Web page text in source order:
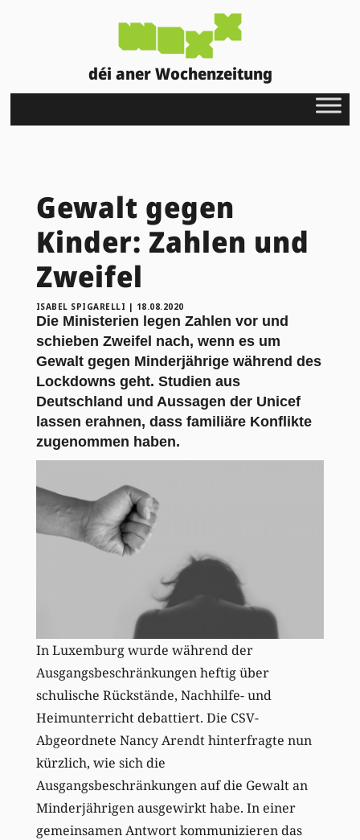
déi aner Wochenzeitung
Gewalt gegen
Kinder: Zahlen und
Zweifel
ISABEL SPIGARELLI | 18.08.2020
Die Ministerien legen Zahlen vor und
schieben Zweifel nach, wenn es um
Gewalt gegen Minderjährige während des
Lockdowns geht. Studien aus
Deutschland und Aussagen der Unicef
lassen erahnen, dass familiäre Konflikte
zugenommen haben.
In Luxemburg wurde während der
Ausgangsbeschränkungen heftig über
schulische Rückstände, Nachhilfe- und
Heimunterricht debattiert. Die CSV-
Abgeordnete Nancy Arendt hinterfragte nun
kürzlich, wie sich die
Ausgangsbeschränkungen auf die Gewalt an
Minderjährigen ausgewirkt habe. In einer
gemeinsamen Antwort kommunizieren das